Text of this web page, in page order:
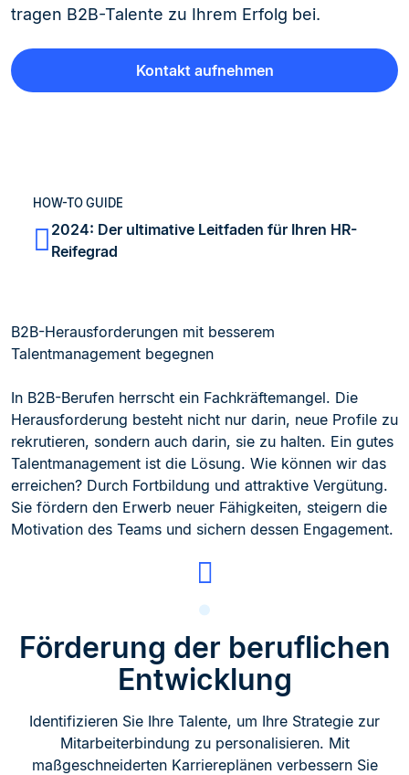
tragen B2B-Talente zu Ihrem Erfolg bei.
Kontakt aufnehmen
B2B-Herausforderungen mit besserem
Talentmanagement begegnen
In B2B-Berufen herrscht ein Fachkräftemangel. Die
Herausforderung besteht nicht nur darin, neue Profile zu
rekrutieren, sondern auch darin, sie zu halten. Ein gutes
Talentmanagement ist die Lösung. Wie können wir das
erreichen? Durch Fortbildung und attraktive Vergütung.
Sie fördern den Erwerb neuer Fähigkeiten, steigern die
Motivation des Teams und sichern dessen Engagement.
HOW-TO GUIDE
2024: Der ultimative Leitfaden für Ihren HR-
Reifegrad
Förderung der beruflichen
Entwicklung
Identifizieren Sie Ihre Talente, um Ihre Strategie zur
Mitarbeiterbindung zu personalisieren. Mit
maßgeschneiderten Karriereplänen verbessern Sie